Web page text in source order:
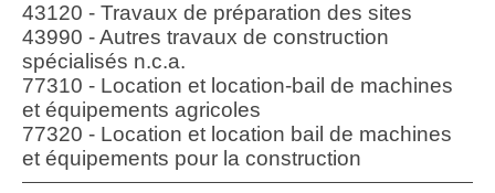
43120 - Travaux de préparation des sites
43990 - Autres travaux de construction
spécialisés n.c.a.
77310 - Location et location-bail de machines
et équipements agricoles
77320 - Location et location bail de machines
et équipements pour la construction